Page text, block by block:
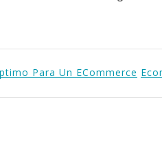
Para Un ECommerce